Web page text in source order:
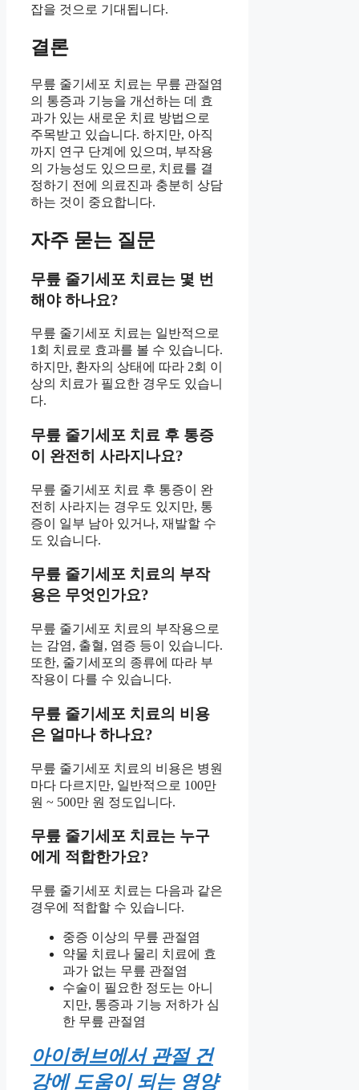
잡을 것으로 기대됩니다.
결론
무릎 줄기세포 치료는 무릎 관절염
의 통증과 기능을 개선하는 데 효
과가 있는 새로운 치료 방법으로
주목받고 있습니다. 하지만, 아직
까지 연구 단계에 있으며, 부작용
의 가능성도 있으므로, 치료를 결
정하기 전에 의료진과 충분히 상담
하는 것이 중요합니다.
자주 묻는 질문
무릎 줄기세포 치료는 몇 번
해야 하나요?
무릎 줄기세포 치료는 일반적으로
1회 치료로 효과를 볼 수 있습니다.
하지만, 환자의 상태에 따라 2회 이
상의 치료가 필요한 경우도 있습니
다.
무릎 줄기세포 치료 후 통증
이 완전히 사라지나요?
무릎 줄기세포 치료 후 통증이 완
전히 사라지는 경우도 있지만, 통
증이 일부 남아 있거나, 재발할 수
도 있습니다.
무릎 줄기세포 치료의 부작
용은 무엇인가요?
무릎 줄기세포 치료의 부작용으로
는 감염, 출혈, 염증 등이 있습니다.
또한, 줄기세포의 종류에 따라 부
작용이 다를 수 있습니다.
무릎 줄기세포 치료의 비용
은 얼마나 하나요?
무릎 줄기세포 치료의 비용은 병원
마다 다르지만, 일반적으로 100만
원 ~ 500만 원 정도입니다.
무릎 줄기세포 치료는 누구
에게 적합한가요?
무릎 줄기세포 치료는 다음과 같은
경우에 적합할 수 있습니다.
중증 이상의 무릎 관절염
약물 치료나 물리 치료에 효
과가 없는 무릎 관절염
수술이 필요한 정도는 아니
지만, 통증과 기능 저하가 심
한 무릎 관절염
아이허브에서 관절 건
강에 도움이 되는 영양